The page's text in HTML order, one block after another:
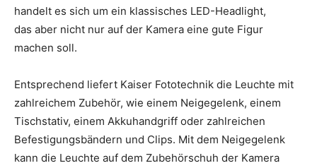
handelt es sich um ein klassisches LED-Headlight,
das aber nicht nur auf der Kamera eine gute Figur
machen soll.
Entsprechend liefert Kaiser Fototechnik die Leuchte mit
zahlreichem Zubehör, wie einem Neigegelenk, einem
Tischstativ, einem Akkuhandgriff oder zahlreichen
Befestigungsbändern und Clips. Mit dem Neigegelenk
kann die Leuchte auf dem Zubehörschuh der Kamera